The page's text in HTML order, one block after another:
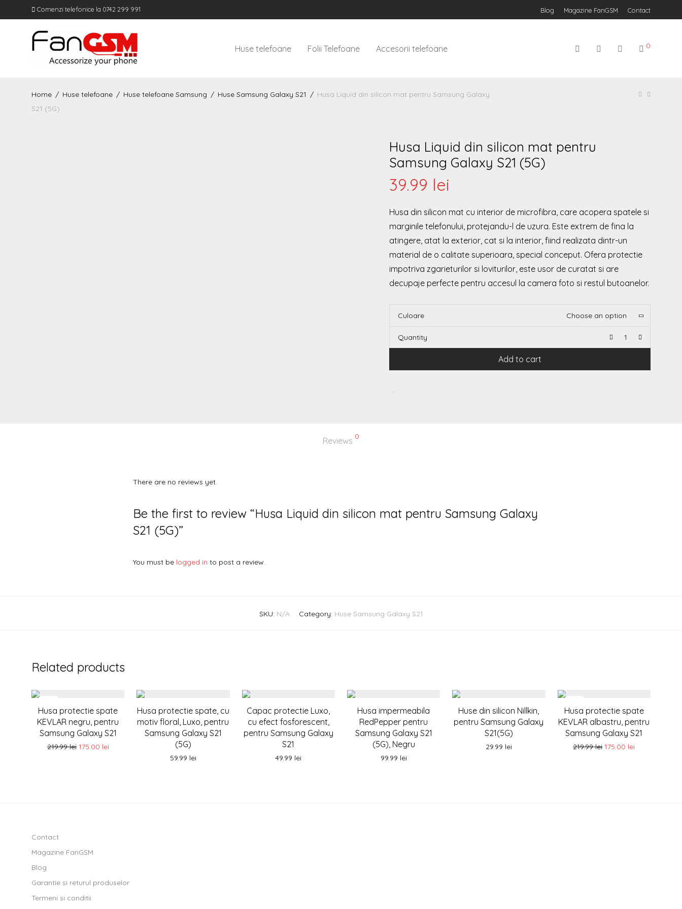
Comenzi telefonice la 0742 299 991 Blog Magazine FanGSM Contact
Huse telefoane Folii Telefoane Accesorii telefoane 0
Home / Huse telefoane / Huse telefoane Samsung / Huse Samsung Galaxy S21 / Husa Liquid din silicon mat pentru Samsung Galaxy
S21 (5G)
Husa Liquid din silicon mat pentru
Samsung Galaxy S21 (5G)
39.99 lei
Husa din silicon mat cu interior de microfibra, care acopera spatele si
marginile telefonului, protejandu-l de uzura. Este extrem de fina la
atingere, atat la exterior, cat si la interior, fiind realizata dintr-un
material de o calitate superioara, special conceput. Ofera protectie
impotriva zgarieturilor si loviturilor, este usor de curatat si are
decupaje perfecte pentru accesul la camera foto si restul butoanelor.
Culoare Choose an option
Quantity
Add to cart
Reviews 0
There are no reviews yet.
Be the first to review “Husa Liquid din silicon mat pentru Samsung Galaxy
S21 (5G)”
You must be logged in to post a review.
SKU: N/A Category: Huse Samsung Galaxy S21
Related products
Husa protectie spate
KEVLAR negru, pentru
Samsung Galaxy S21
219.99lei 175.00 lei
Husa protectie spate, cu
motiv floral, Luxo, pentru
Samsung Galaxy S21
(5G)
59.99 lei
Capac protectie Luxo,
cu efect fosforescent,
pentru Samsung Galaxy
S21
49.99 lei
Husa impermeabila
RedPepper pentru
Samsung Galaxy S21
(5G), Negru
99.99 lei
Huse din silicon Nillkin,
pentru Samsung Galaxy
S21(5G)
29.99 lei
Husa protectie spate
KEVLAR albastru, pentru
Samsung Galaxy S21
219.99lei 175.00 lei
Contact
Magazine FanGSM
Blog
Garantie si returul produselor
Termeni si conditii